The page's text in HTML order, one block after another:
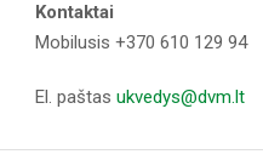
Kontaktai
Mobilusis +370 610 129 94
El. paštas ukvedys@dvm.lt